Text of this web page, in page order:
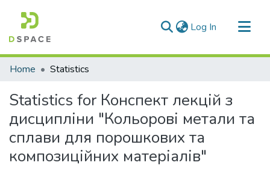
Log In (current)
Communities & Collections
Home Statistics
Statistics for Конспект лекцій з
дисципліни "Кольорові метали та
сплави для порошкових та
композиційних матеріалів"